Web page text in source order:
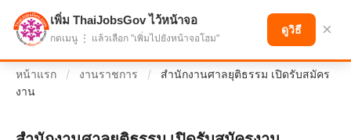
แบ่งปันโอกาส เพื่ออนาคตที่ก้าวหน้า
หน้าแรก / งานราชการ /
สำนักงานศาลยุติธรรม เปิดรับสมัคร
งาน
เพิ่ม ThaiJobsGov ไว้หน้าจอ
กดเมนู ⋮ แล้วเลือก "เพิ่มไปยังหน้าจอโฮม"
ดูวิธี ×